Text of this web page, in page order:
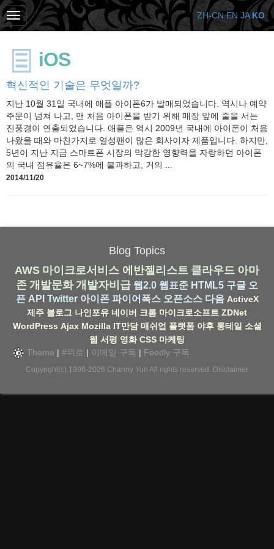
iOS
혁신적인 기술은 무엇일까?
지난 10월 31일 국내에 애플 아이폰6가 발매되었습니다. 역시나 예약
주문이 넘쳐 나고, 맨 처음 아이폰을 받기 위해 매장 앞에 줄을 서는
진풍경이 연출되었습니다. 애플은 역시 2009년 국내에 아이폰이 처음
나왔을 때와 마찬가지로 열성팬이 많은 회사이자 제품입니다. 하지만,
5년이 지난 지금 스마트폰 시장의 막강한 영향력을 자랑하던 아이폰
의 국내 점유율은 6~7%에 불과하고, 거의 ...
2014/11/20
Blog Topics
AWS 마이크로서비스 에반젤리스트 클라우드 아마
존 개발문화 개발자비급 웹2.0 웹표준 HTML5 구글 오
픈 API Twitter 아이폰 파이어폭스 오픈소스 다음 ActiveX
제주 블로그 나인포유 네이버 크롬 마이크로소프트 ZDNet
WordPress Ajax Mozilla IT만담 매쉬업 플랫폼 야후 롱테일 소셜
웹 서평 영화 CSS 마케팅
Theme | #위로 | 이메일 구독 | Feedly 구독
Copyright(c) 1996-2026 Channy Yun All rights reserved. Disclaimer
ZH-CN EN JA KO